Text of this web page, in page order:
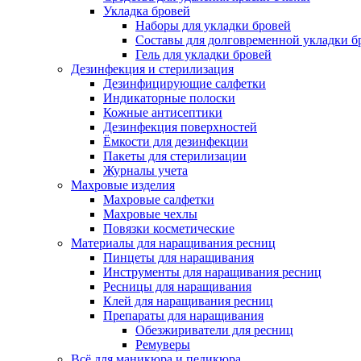
Укладка бровей
Наборы для укладки бровей
Составы для долговременной укладки
Гель для укладки бровей
Дезинфекция и стерилизация
Дезинфицирующие салфетки
Индикаторные полоски
Кожные антисептики
Дезинфекция поверхностей
Ёмкости для дезинфекции
Пакеты для стерилизации
Журналы учета
Махровые изделия
Махровые салфетки
Махровые чехлы
Повязки косметические
Материалы для наращивания ресниц
Пинцеты для наращивания
Инструменты для наращивания ресниц
Ресницы для наращивания
Клей для наращивания ресниц
Препараты для наращивания
Обезжириватели для ресниц
Ремуверы